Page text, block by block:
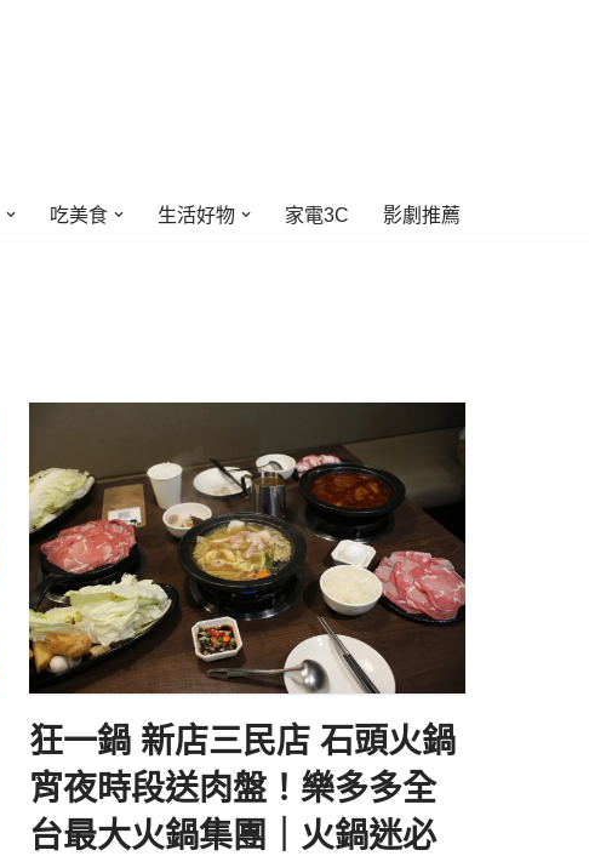
吃美食 生活好物 家電3C 影劇推薦
狂一鍋 新店三民店 石頭火鍋
宵夜時段送肉盤！樂多多全
台最大火鍋集團｜火鍋迷必